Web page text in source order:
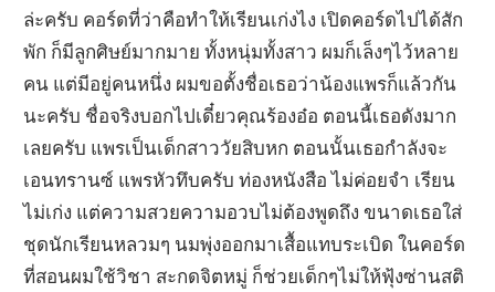
ล่ะครับ คอร์ดที่ว่าคือทำให้เรียนเก่งไง เปิดคอร์ดไปได้สัก
พัก ก็มีลูกศิษย์มากมาย ทั้งหนุ่มทั้งสาว ผมก็เล็งๆไว้หลาย
คน แต่มีอยู่คนหนึ่ง ผมขอตั้งชื่อเธอว่าน้องแพรก็แล้วกัน
นะครับ ชื่อจริงบอกไปเดี๋ยวคุณร้องอ๋อ ตอนนี้เธอดังมาก
เลยครับ แพรเป็นเด็กสาววัยสิบหก ตอนนั้นเธอกำลังจะ
เอนทรานซ์ แพรหัวทึบครับ ท่องหนังสือ ไม่ค่อยจำ เรียน
ไม่เก่ง แต่ความสวยความอวบไม่ต้องพูดถึง ขนาดเธอใส่
ชุดนักเรียนหลวมๆ นมพุ่งออกมาเสื้อแทบระเบิด ในคอร์ด
ที่สอนผมใช้วิชา สะกดจิตหมู่ ก็ช่วยเด็กๆไม่ให้ฟุ้งซ่านสติ